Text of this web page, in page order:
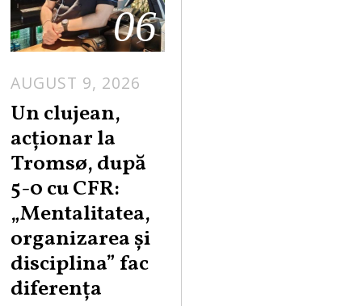
06
AUGUST 9, 2026
Un clujean,
acționar la
Tromsø, după
5-0 cu CFR:
„Mentalitatea,
organizarea și
disciplina” fac
diferența